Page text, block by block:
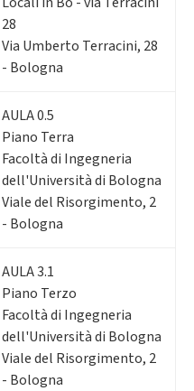
28
Via Umberto Terracini, 28
- Bologna
AULA 0.5
Piano Terra
Facoltà di Ingegneria
dell'Università di Bologna
Viale del Risorgimento, 2
- Bologna
AULA 3.1
Piano Terzo
Facoltà di Ingegneria
dell'Università di Bologna
Viale del Risorgimento, 2
- Bologna